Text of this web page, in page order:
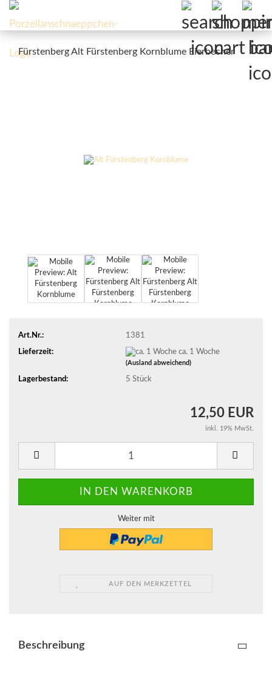
Fürstenberg Alt Fürstenberg Kornblume Eierbecher
Art.Nr.: 1381
Lieferzeit: ca. 1 Woche
(Ausland abweichend)
Lagerbestand: 5 Stück
12,50 EUR
inkl. 19% MwSt.
Weiter mit
AUF DEN MERKZETTEL
Beschreibung